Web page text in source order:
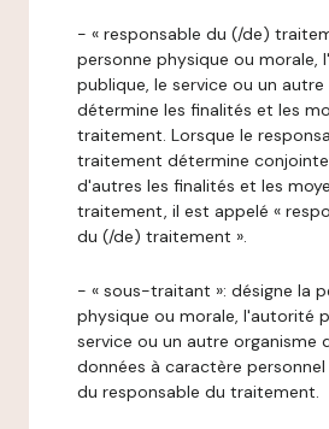
- « responsable du (/de)
personne physique ou morale,
publique, le service ou un
détermine les finalités et les
traitement. Lorsque le
traitement détermine
d'autres les finalités et les
traitement, il est appelé «
du (/de) traitement ».
- « sous-traitant »: désigne la
physique ou morale, l'autorité
service ou un autre organisme
données à caractère
du responsable du traitement.